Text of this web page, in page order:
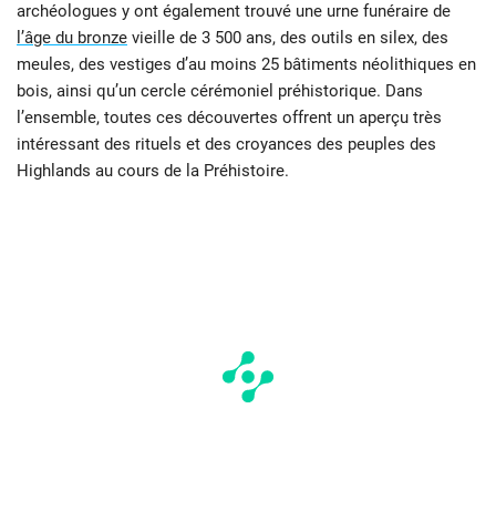
archéologues y ont également trouvé une urne funéraire de
l’âge du bronze vieille de 3 500 ans, des outils en silex, des
meules, des vestiges d’au moins 25 bâtiments néolithiques en
bois, ainsi qu’un cercle cérémoniel préhistorique. Dans
l’ensemble, toutes ces découvertes offrent un aperçu très
intéressant des rituels et des croyances des peuples des
Highlands au cours de la Préhistoire.